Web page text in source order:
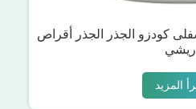
كودزو الجذر الجذر أقراص
ريشي
المزيد